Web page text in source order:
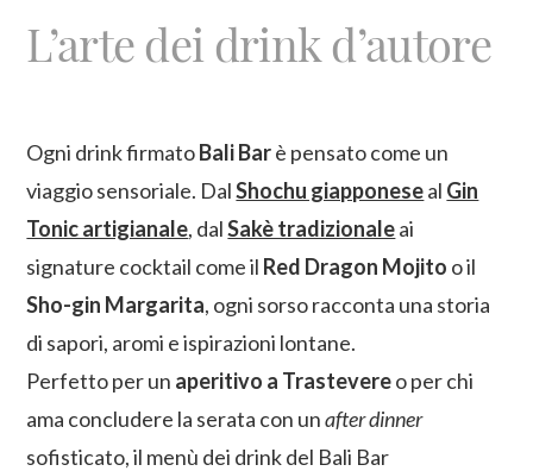
L’arte dei drink d’autore
Ogni drink firmatoBali Barè pensato come un
viaggio sensoriale. DalShochu giapponeseal Gin
Tonic artigianale, dalSakè tradizionaleai
signature cocktail come il Red Dragon Mojito o il
Sho-gin Margarita, ogni sorso racconta una storia
di sapori, aromi e ispirazioni lontane.
Perfetto per un aperitivo a Trastevereo per chi
ama concludere la serata con unafter dinner
sofisticato, il menù dei drink del Bali Bar